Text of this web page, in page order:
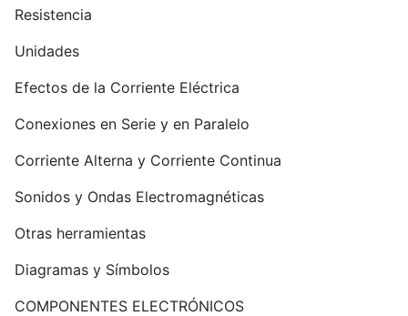
Resistencia
Unidades
Efectos de la Corriente Eléctrica
Conexiones en Serie y en Paralelo
Corriente Alterna y Corriente Continua
Sonidos y Ondas Electromagnéticas
Otras herramientas
Diagramas y Símbolos
COMPONENTES ELECTRÓNICOS